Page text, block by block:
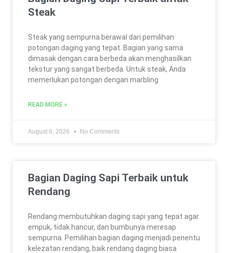
Steak
Steak yang sempurna berawal dari pemilihan
potongan daging yang tepat. Bagian yang sama
dimasak dengan cara berbeda akan menghasilkan
tekstur yang sangat berbeda. Untuk steak, Anda
memerlukan potongan dengan marbling
READ MORE »
August 6, 2026 No Comments
Bagian Daging Sapi Terbaik untuk
Rendang
Rendang membutuhkan daging sapi yang tepat agar
empuk, tidak hancur, dan bumbunya meresap
sempurna. Pemilihan bagian daging menjadi penentu
kelezatan rendang, baik rendang daging biasa